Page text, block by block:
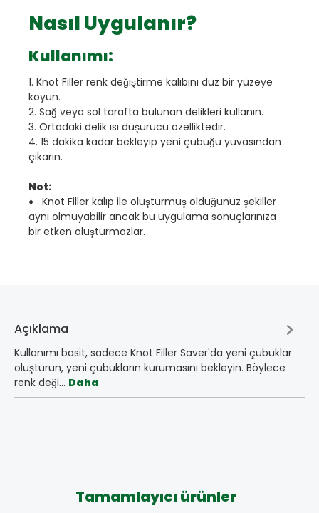
Nasıl Uygulanır?
Kullanımı:
1. Knot Filler renk değiştirme kalıbını düz bir yüzeye
koyun.
2. Sağ veya sol tarafta bulunan delikleri kullanın.
3. Ortadaki delik ısı düşürücü özelliktedir.
4. 15 dakika kadar bekleyip yeni çubuğu yuvasından
çıkarın.
Not:
♦ Knot Filler kalıp ile oluşturmuş olduğunuz şekiller
aynı olmuyabilir ancak bu uygulama sonuçlarınıza
bir etken oluşturmazlar.
Açıklama
Kullanımı basit, sadece Knot Filler Saver'da yeni çubuklar
oluşturun, yeni çubukların kurumasını bekleyin. Böylece
renk deği… Daha
Tamamlayıcı ürünler